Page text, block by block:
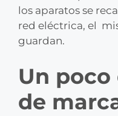
los aparatos se
red eléctrica, el
guardan.
Un
de